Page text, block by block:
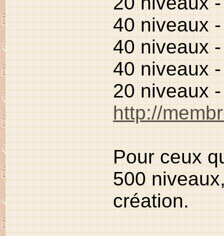
40 niveaux
40 niveaux
40 niveaux
20 niveaux
http://
Pour ceux
500
création.